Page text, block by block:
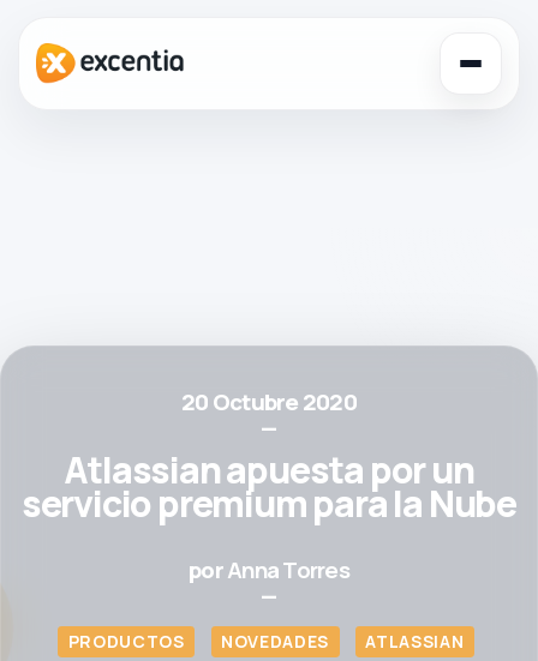
20 Octubre 2020
—
Atlassian apuesta por un
servicio premium para la Nube
porAnna Torres
—
PRODUCTOS NOVEDADES ATLASSIAN